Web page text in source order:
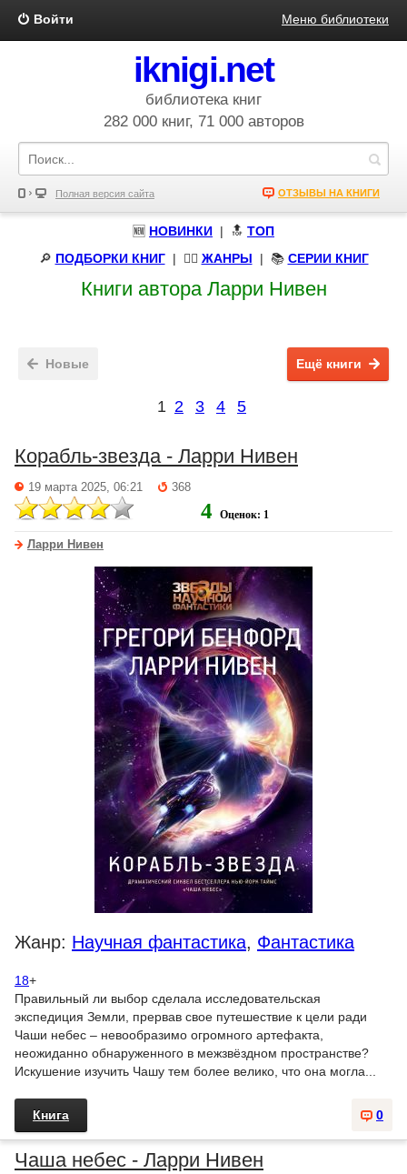
Войти Меню библиотеки
iknigi.net
библиотека книг
282 000 книг, 71 000 авторов
Полная версия сайта ОТЗЫВЫ НА КНИГИ
🆕 НОВИНКИ | 🔝 ТОП
🔎 ПОДБОРКИ КНИГ| 🧝‍♀️ ЖАНРЫ | 📚 СЕРИИ КНИГ
Книги автора Ларри Нивен
Новые Ещё книги
1 2 3 4 5
Корабль-звезда - Ларри Нивен
19 марта 2025, 06:21 368
4 Оценок: 1
Ларри Нивен
Жанр: Научная фантастика, Фантастика
18+
Правильный ли выбор сделала исследовательская
экспедиция Земли, прервав свое путешествие к цели ради
Чаши небес – невообразимо огромного артефакта,
неожиданно обнаруженного в межзвёздном пространстве?
Искушение изучить Чашу тем более велико, что она могла...
0
Книга
Чаша небес - Ларри Нивен